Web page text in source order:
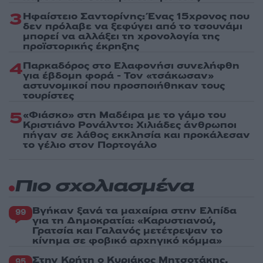
3Ηφαίστειο Σαντορίνης: Ένας 15χρονος που
δεν πρόλαβε να ξεφύγει από το τσουνάμι
μπορεί να αλλάξει τη χρονολογία της
προϊστορικής έκρηξης
4Παρκαδόρος στο Ελαφονήσι συνελήφθη
για έβδομη φορά - Τον «τσάκωσαν»
αστυνομικοί που προσποιήθηκαν τους
τουρίστες
5«Φιάσκο» στη Μαδέιρα με το γάμο του
Κριστιάνο Ρονάλντο: Χιλιάδες άνθρωποι
πήγαν σε λάθος εκκλησία και προκάλεσαν
το γέλιο στον Πορτογάλο
Πιο σχολιασμένα
99 Βγήκαν ξανά τα μαχαίρια στην Ελπίδα
για τη Δημοκρατία: «Καρυστιανού,
Γρατσία και Γαλανός μετέτρεψαν το
κίνημα σε φοβικό αρχηγικό κόμμα»
Στην Κρήτη ο Κυριάκος Μητσοτάκης,